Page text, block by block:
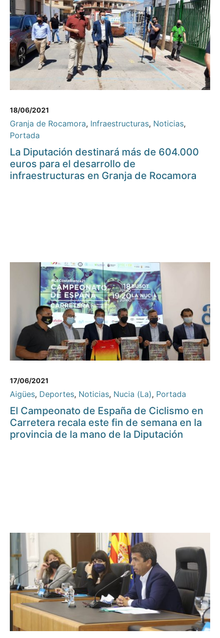
18/06/2021
Granja de Rocamora, Infraestructuras, Noticias,
Portada
La Diputación destinará más de 604.000
euros para el desarrollo de
infraestructuras en Granja de Rocamora
17/06/2021
Aigües, Deportes, Noticias, Nucia (La), Portada
El Campeonato de España de Ciclismo en
Carretera recala este fin de semana en la
provincia de la mano de la Diputación